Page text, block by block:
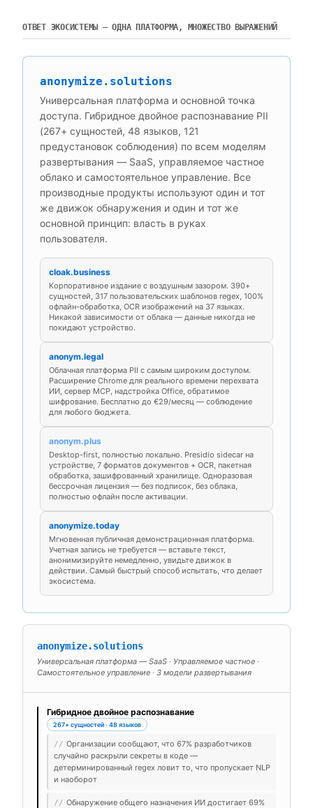
ОТВЕТ ЭКОСИСТЕМЫ — ОДНА ПЛАТФОРМА, МНОЖЕСТВО ВЫРАЖЕНИЙ
anonymize.solutions
Универсальная платформа и основной точка
доступа. Гибридное двойное распознавание PII
(267+ сущностей, 48 языков, 121
предустановок соблюдения) по всем моделям
развертывания — SaaS, управляемое частное
облако и самостоятельное управление. Все
производные продукты используют один и тот
же движок обнаружения и один и тот же
основной принцип: власть в руках
пользователя.
cloak.business
Корпоративное издание с воздушным зазором. 390+
сущностей, 317 пользовательских шаблонов regex, 100%
офлайн-обработка, OCR изображений на 37 языках.
Никакой зависимости от облака — данные никогда не
покидают устройство.
anonym.legal
Облачная платформа PII с самым широким доступом.
Расширение Chrome для реального времени перехвата
ИИ, сервер MCP, надстройка Office, обратимое
шифрование. Бесплатно до €29/месяц — соблюдение
для любого бюджета.
anonym.plus
Desktop-first, полностью локально. Presidio sidecar на
устройстве, 7 форматов документов + OCR, пакетная
обработка, зашифрованный хранилище. Одноразовая
бессрочная лицензия — без подписок, без облака,
полностью офлайн после активации.
anonymize.today
Мгновенная публичная демонстрационная платформа.
Учетная запись не требуется — вставьте текст,
анонимизируйте немедленно, увидьте движок в
действии. Самый быстрый способ испытать, что делает
экосистема.
anonymize.solutions
Универсальная платформа — SaaS · Управляемое частное ·
Самостоятельное управление · 3 модели развертывания
Гибридное двойное распознавание
267+ сущностей · 48 языков
// Организации сообщают, что 67% разработчиков
случайно раскрыли секреты в коде —
детерминированный regex ловит то, что пропускает NLP
и наоборот
// Обнаружение общего назначения ИИ достигает 69%